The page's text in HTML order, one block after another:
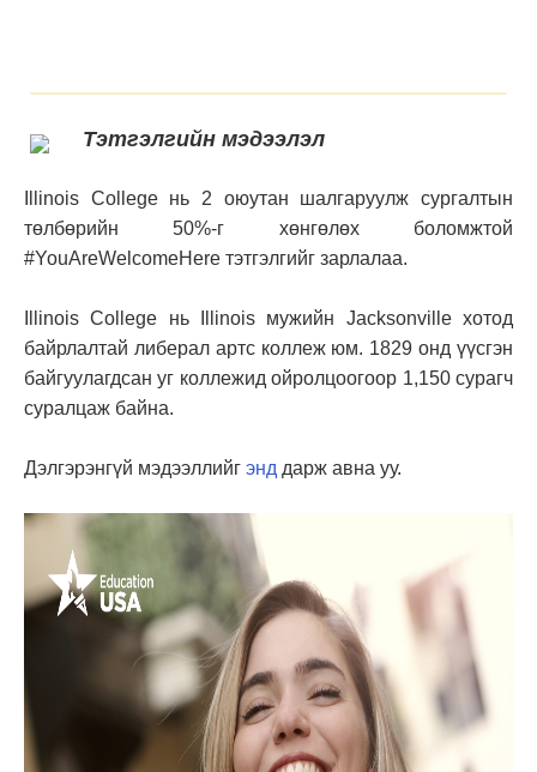
Тэтгэлгийн мэдээлэл
Illinois College нь 2 оюутан шалгаруулж сургалтын
төлбөрийн 50%-г хөнгөлөх боломжтой
#YouAreWelcomeHere тэтгэлгийг зарлалаа.
Illinois College нь Illinois мужийн Jacksonville хотод
байрлалтай либерал артс коллеж юм. 1829 онд үүсгэн
байгуулагдсан уг коллежид ойролцоогоор 1,150 сурагч
суралцаж байна.
Дэлгэрэнгүй мэдээллийг энд дарж авна уу.